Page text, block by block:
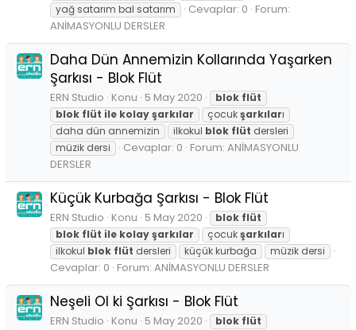
yağ satarım bal satarım
Cevaplar: 0 Forum:
ANİMASYONLU DERSLER
Daha Dün Annemizin Kollarında Yaşarken
Şarkısı - Blok Flüt
ERN Studio Konu 5 May 2020 blok flüt
blok flüt ile kolayşarkılar çocukşarkıları
daha dün annemizin
ilkokul blok flüt dersleri
müzik dersi
Cevaplar: 0 Forum: ANİMASYONLU
DERSLER
Küçük Kurbağa Şarkısı - Blok Flüt
ERN Studio Konu 5 May 2020 blok flüt
blok flüt ile kolayşarkılar çocukşarkıları
ilkokul blok flüt dersleri küçük kurbağa müzik dersi
Cevaplar: 0 Forum: ANİMASYONLU DERSLER
Neşeli Ol ki Şarkısı - Blok Flüt
ERN Studio Konu 5 May 2020 blok flüt